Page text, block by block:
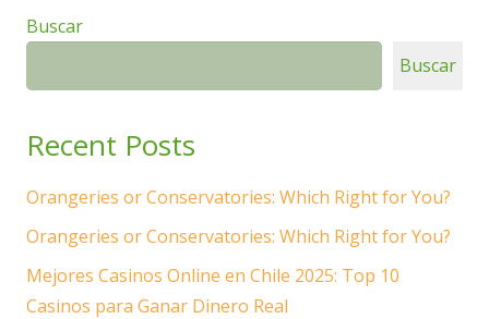
Buscar
Buscar
Recent Posts
Orangeries or Conservatories: Which Right for You?
Orangeries or Conservatories: Which Right for You?
Mejores Casinos Online en Chile 2025: Top 10
Casinos para Ganar Dinero Real